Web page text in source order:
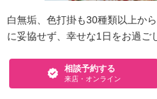
白無垢、色打掛も30種類以上か
に妥協せず、幸せな1日をお過ご
相談予約する
来店・オンライン